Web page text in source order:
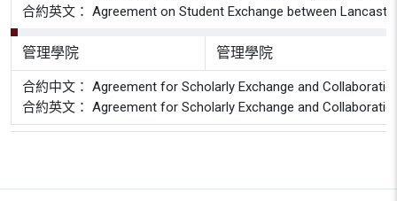
合約英文： Agreement on Student Exchange between
管理學院 管理學院
合約中文： Agreement for Scholarly Exchange and
合約英文： Agreement for Scholarly Exchange and